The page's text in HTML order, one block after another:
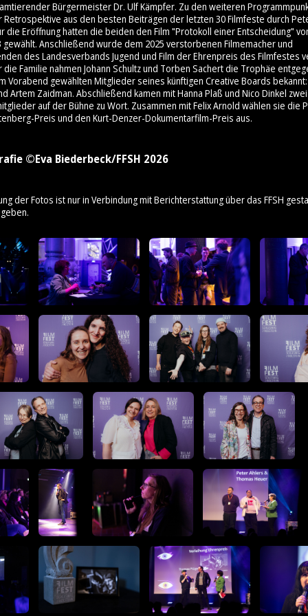
Bürgermeister Dr. Ulf Kämpfer. Zu den weiteren
Retrospektive aus den besten Beiträgen der letzten 30 Filmfeste durch
die Eröffnung hatten die beiden den Film "Protokoll einer Entscheidung"
gewählt. Anschließend wurde dem 2025 verstorbenen Filmemacher und
des Landesverbands Jugend und Film der Ehrenpreis des Filmfestes
Familie nahmen Johann Schultz und Torben Sachert die Trophäe
Vorabend gewählten Mitglieder seines künftigen Creative Boards
Artem Zaidman. Abschließend kamen mit Hanna Plaß und Nico Dinkel
auf der Bühne zu Wort. Zusammen mit Felix Arnold wählen sie die
Preis und den Kurt-Denzer-Dokumentarfilm-Preis aus.
©Eva Biederbeck/FFSH 2026
der Fotos ist nur in Verbindung mit Berichterstattung über das FFSH